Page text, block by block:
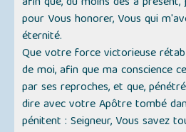
pour Vous honorer, Vous qui
éternité.
Que votre force victorieuse
de moi, afin que ma conscience
par ses reproches, et que,
dire avec votre Apôtre tombé
pénitent : Seigneur, Vous savez